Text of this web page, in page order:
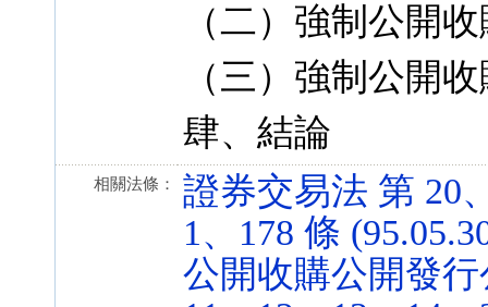
（二）強制公開
（三）強制公開
肆、結論
相關法條：
證券交易法 第 20
1、178 條
公開收購公開發